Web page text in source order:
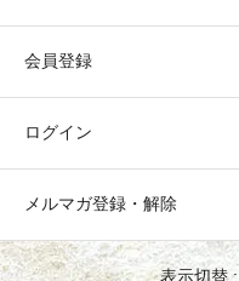
会員登録
ログイン
メルマガ登録・解除
表示切替